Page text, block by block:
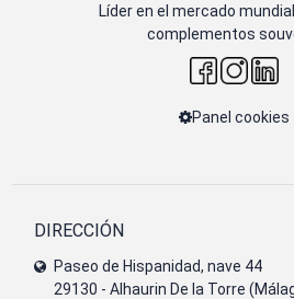
Líder en el mercado
complementos
Panel cookies
DIRECCIÓN
Paseo de Hispanidad, nave 44
29130 - Alhaurin De la Torre